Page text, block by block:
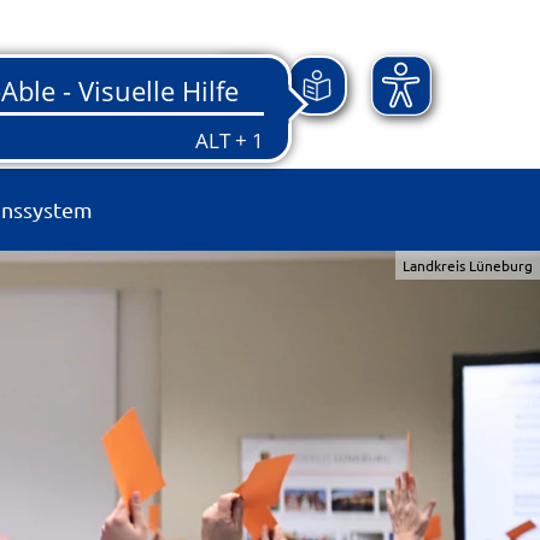
Landkreis Lüneburg